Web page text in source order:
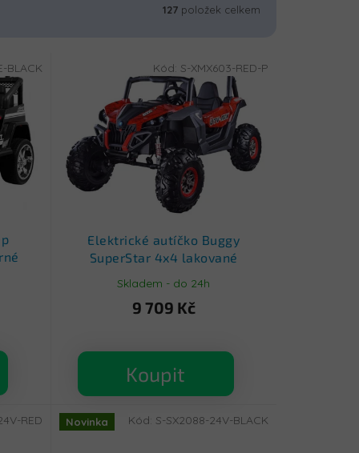
127 položek celkem
BLACK
Elektrické autíčko Buggy
SuperStar 4x4 lakované
Skladem - do 24h
9 709 Kč
Koupit
Kód: S-XMX603-RED-P
RED Novinka Kód: S-SX2088-24V-BLACK